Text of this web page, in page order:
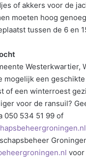
of akkers voor de
moeten hoog
tussen de 6 en
Westerkwartier,
mogelijk een
of een winterroest
voor de ransuil?
050 534 51 99 of
voor